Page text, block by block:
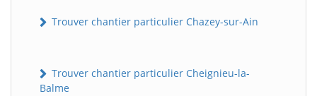
Trouver chantier particulier Chazey-sur-Ain
Trouver chantier particulier Cheignieu-la-
Balme